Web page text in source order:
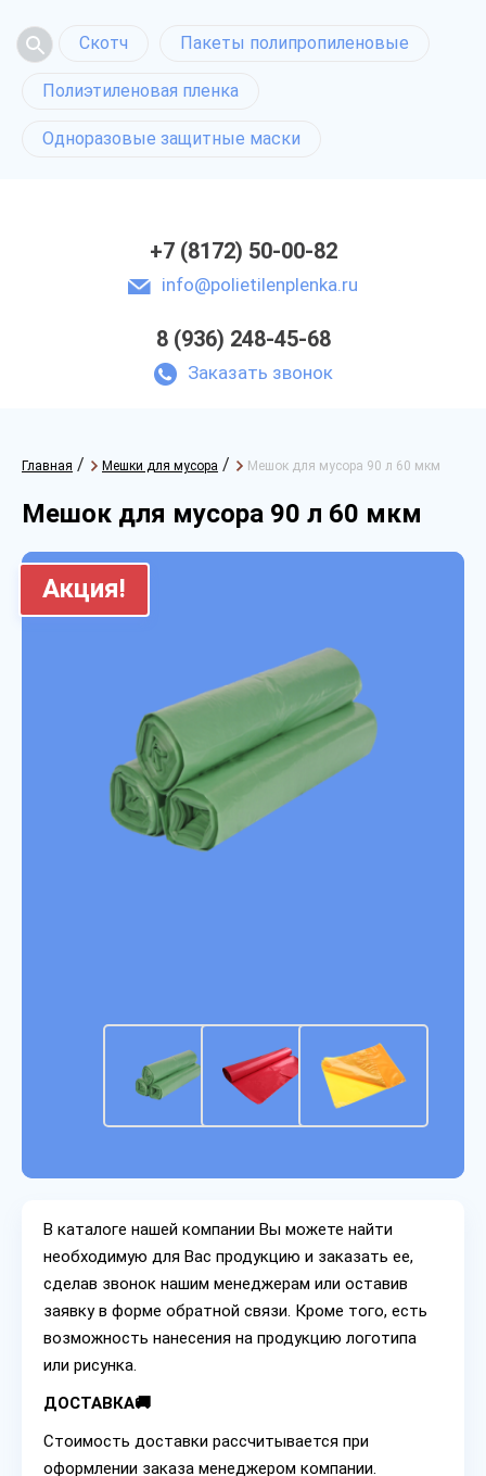
Скотч Пакеты полипропиленовые
Полиэтиленовая пленка
Одноразовые защитные маски
+7 (8172) 50-00-82
info@polietilenplenka.ru
8 (936) 248-45-68
Заказать звонок
Главная / Мешки для мусора / Мешок для мусора 90 л 60 мкм
Мешок для мусора 90 л 60 мкм
Акция!
В каталоге нашей компании Вы можете найти
необходимую для Вас продукцию и заказать ее,
сделав звонок нашим менеджерам или оставив
заявку в форме обратной связи. Кроме того, есть
возможность нанесения на продукцию логотипа
или рисунка.
ДОСТАВКА🚚
Стоимость доставки рассчитывается при
оформлении заказа менеджером компании.